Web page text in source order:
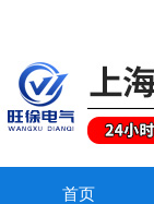
首页